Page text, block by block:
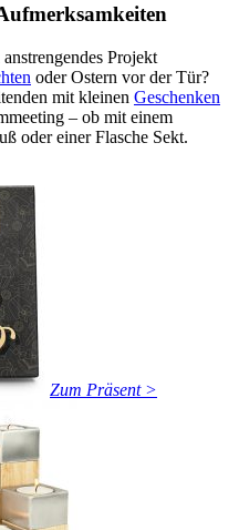
Projekt
oder Ostern vor der Tür?
mit kleinen Geschenken
– ob mit einem
oder einer Flasche Sekt.
Zum Präsent >